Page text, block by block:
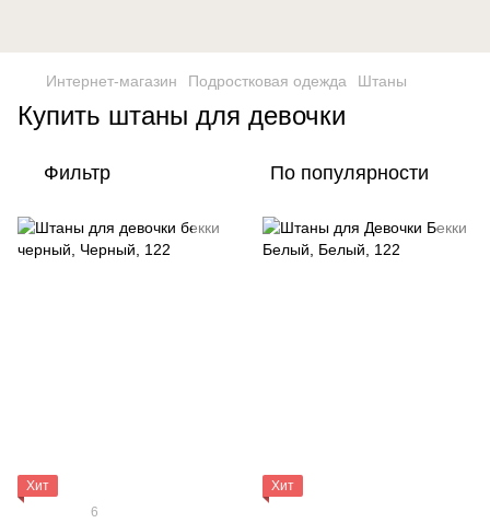
Интернет-магазин Подростковая одежда Штаны
Купить штаны для девочки
Фильтр По популярности
Хит
6
Хит